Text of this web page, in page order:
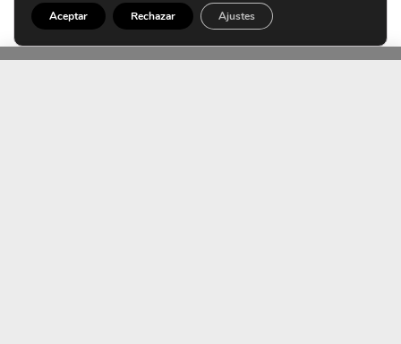
Aceptar Rechazar Ajustes